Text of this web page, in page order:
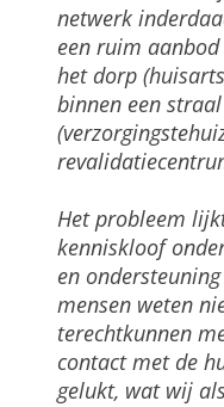
netwerk
een ruim
het dorp
binnen een
Het probleem
kenniskloof
en
mensen weten
terechtkunnen
contact met de
gelukt, wat wij